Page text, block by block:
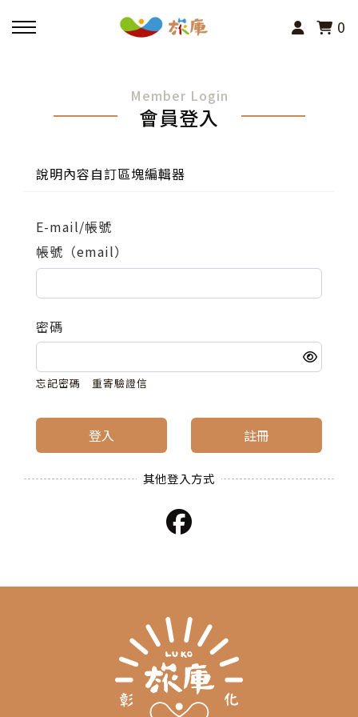
0
小旅行及主題導覽
講座、體驗與課程
其他活動
Member Login
會員登入
說明內容自訂區塊編輯器
E-mail/帳號
帳號（email）
密碼
忘記密碼 重寄驗證信
登入 註冊